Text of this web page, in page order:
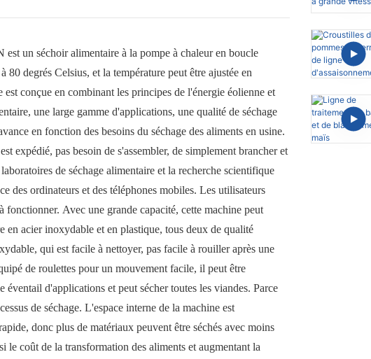
un séchoir alimentaire à la pompe à chaleur en boucle
80 degrés Celsius, et la température peut être ajustée en
conçue en combinant les principes de l'énergie éolienne et
une large gamme d'applications, une qualité de séchage
en fonction des besoins du séchage des aliments en usine.
expédié, pas besoin de s'assembler, de simplement brancher et
de séchage alimentaire et la recherche scientifique
des ordinateurs et des téléphones mobiles. Les utilisateurs
Avec une grande capacité, cette machine peut
en acier inoxydable et en plastique, tous deux de qualité
qui est facile à nettoyer, pas facile à rouiller après une
de roulettes pour un mouvement facile, il peut être
d'applications et peut sécher toutes les viandes. Parce
de séchage. L'espace interne de la machine est
donc plus de matériaux peuvent être séchés avec moins
le coût de la transformation des aliments et augmentant la